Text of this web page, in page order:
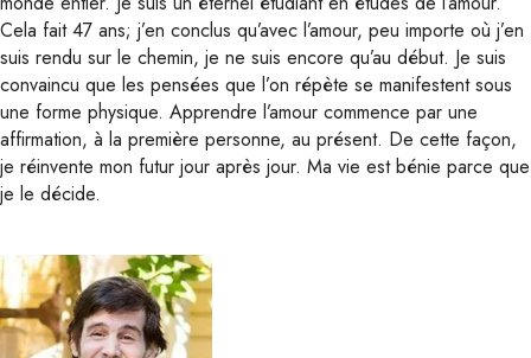
Cela fait 47 ans; j’en conclus qu’avec l’amour, peu importe où j’en
suis rendu sur le chemin, je ne suis encore qu’au début. Je suis
convaincu que les pensées que l’on répète se manifestent sous
une forme physique. Apprendre l’amour commence par une
affirmation, à la première personne, au présent. De cette façon,
je réinvente mon futur jour après jour. Ma vie est bénie parce que
je le décide.